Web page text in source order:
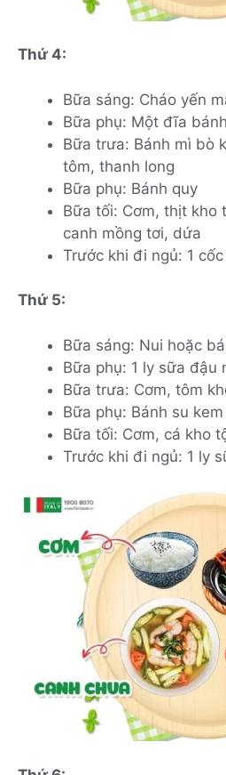
Thứ 4:
Bữa sáng: Cháo yến
Bữa phụ: Một đĩa
Bữa trưa: Bánh mì bò
tôm, thanh long
Bữa phụ: Bánh quy
Bữa tối: Cơm, thịt kho
canh mồng tơi, dứa
Trước khi đi ngủ: 1
Thứ 5:
Bữa sáng: Nui hoặc
Bữa phụ: 1 ly sữa đậu
Bữa trưa: Cơm, tôm
Bữa phụ: Bánh su kem
Bữa tối: Cơm, cá kho
Trước khi đi ngủ: 1 ly